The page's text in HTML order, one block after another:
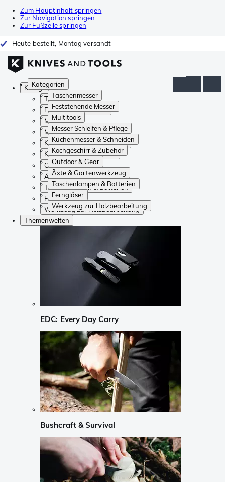
Zum Hauptinhalt springen
Zur Navigation springen
Zur Fußzeile springen
Heute bestellt, Montag versandt
Kategorien
Taschenmesser
Feststehende Messer
Multitools
Messer Schleifen & Pflege
Küchenmesser & Schneiden
Kochgeschirr & Zubehör
Outdoor & Gear
Äxte & Gartenwerkzeug
Taschenlampen & Batterien
Ferngläser
Werkzeug zur Holzbearbeitung
Kategorien
Taschenmesser
Feststehende Messer
Multitools
Messer Schleifen & Pflege
Küchenmesser & Schneiden
Kochgeschirr & Zubehör
Outdoor & Gear
Äxte & Gartenwerkzeug
Taschenlampen & Batterien
Ferngläser
Werkzeug zur Holzbearbeitung
Themenwelten
EDC: Every Day Carry
Bushcraft & Survival